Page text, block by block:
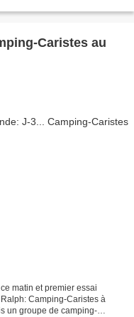
Caristes au
matin et premier essai
Camping-Caristes à
un groupe de camping-